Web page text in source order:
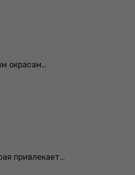
окрасам…
привлекает…